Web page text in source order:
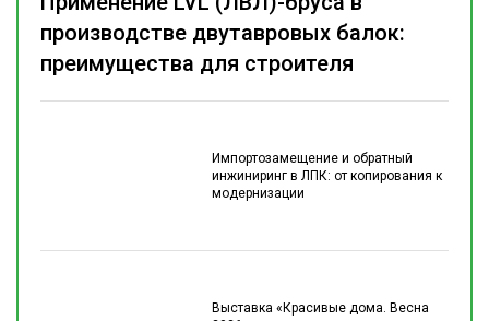
Импортозамещение и обратный
инжиниринг в ЛПК: от копирования к
модернизации
Выставка «Красивые дома. Весна
производстве двутавровых балок:
преимущества для строителя